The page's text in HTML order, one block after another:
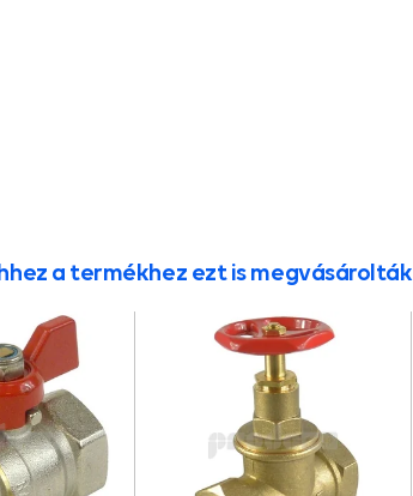
a termékhez ezt is megvásárolták